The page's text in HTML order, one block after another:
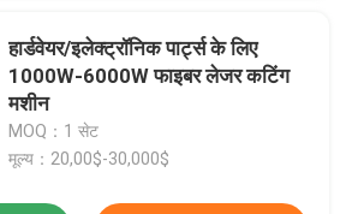
हार्डवेयर/इलेक्ट्रॉनिक पार्ट्स के लिए
1000W-6000W फाइबर लेजर कटिंग
मशीन
MOQ：1 सेट
मूल्य：20,00$-30,000$